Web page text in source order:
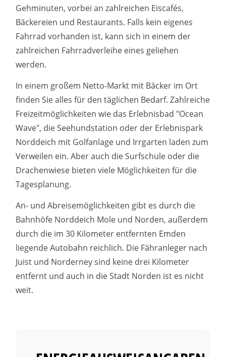
Gehminuten, vorbei an zahlreichen Eiscafés,
Bäckereien und Restaurants. Falls kein eigenes
Fahrrad vorhanden ist, kann sich in einem der
zahlreichen Fahrradverleihe eines geliehen
werden.
In einem großem Netto-Markt mit Bäcker im Ort
finden Sie alles für den täglichen Bedarf. Zahlreiche
Freizeitmöglichkeiten wie das Erlebnisbad "Ocean
Wave", die Seehundstation oder der Erlebnispark
Norddeich mit Golfanlage und Irrgarten laden zum
Verweilen ein. Aber auch die Surfschule oder die
Drachenwiese bieten viele Möglichkeiten für die
Tagesplanung.
An- und Abreisemöglichkeiten gibt es durch die
Bahnhöfe Norddeich Mole und Norden, außerdem
durch die im 30 Kilometer entfernten Emden
liegende Autobahn reichlich. Die Fähranleger nach
Juist und Norderney sind keine drei Kilometer
entfernt und auch in die Stadt Norden ist es nicht
weit.